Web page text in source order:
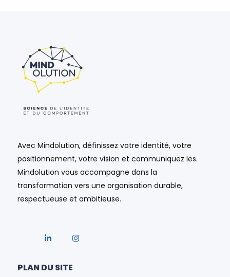
Avec Mindolution, définissez votre identité, votre
positionnement, votre vision et communiquez les.
Mindolution vous accompagne dans la
transformation vers une organisation durable,
respectueuse et ambitieuse.
PLAN DU SITE